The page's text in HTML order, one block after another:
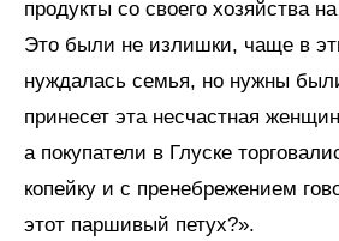
продукты со своего хозяйства
Это были не излишки, чаще в
нуждалась семья, но нужны
принесет эта несчастная
а покупатели в Глуске
копейку и с пренебрежением
этот паршивый петух?».